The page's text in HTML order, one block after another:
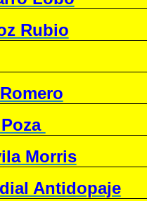
Rubio
Morris
Antidopaje